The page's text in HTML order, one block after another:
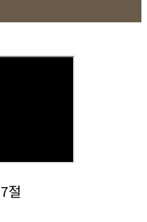
절